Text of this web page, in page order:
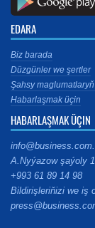
EDARA
Biz barada
Düzgünler we şertler
Şahsy
Habarlaşmak üçin
HABARLAŞMAK ÜÇIN
A.Nyýazow şaýoly
+993 61 89 14 98
Bildirişleriňizi we iş